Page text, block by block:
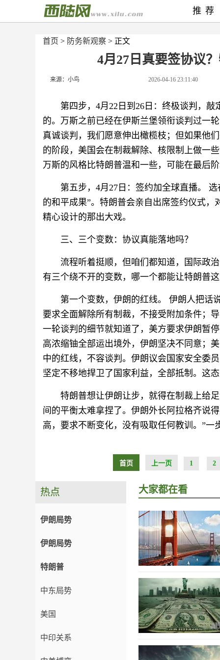
首页 > 防务新观察 > 正文
4月27日真要签协议
来源：小鸟 2026-04-16 23:11:40
第四步，4月22日到26日：终极谈判，
的。万斯之前已经在伊斯兰堡领衔谈判过
真诚谈判，我们愿意伸出橄榄枝；但如果他
的阶段，美国会在制裁解除、核限制上做一
万斯的风格比特朗普温和一些，可能在最后
第五步，4月27日：签约加全球直播。
的和平成果”。特朗普会亲自出席签约仪式
精心设计的那出大戏。
三、三个变数：协议真能落地吗？
流程听着挺顺，但咱们都知道，国际政
有三个绕不开的变数，哪一个都能让特朗普
第一个变数，伊朗的红线。 伊朗人把
要求全面解除所有制裁，不接受附加条件；
一轮谈判的细节就知道了，美方要求伊朗暂
高浓缩铀全部运出境外，伊朗坚决不同意；
中的红线，不容谈判。伊朗议会国家安全委
坚定不移地捍卫了国家利益，全部抵制。这
特朗普想让伊朗让步，就得在制裁上给
间的平衡太难拿捏了。伊朗外长阿拉格齐说
高，要求不断变化，没有吸取任何教训。”一
首页 上一页 1 2
推荐
热点
伊朗局势
伊朗局势
特朗普
中东局势
美国
中印关系
大家都在看